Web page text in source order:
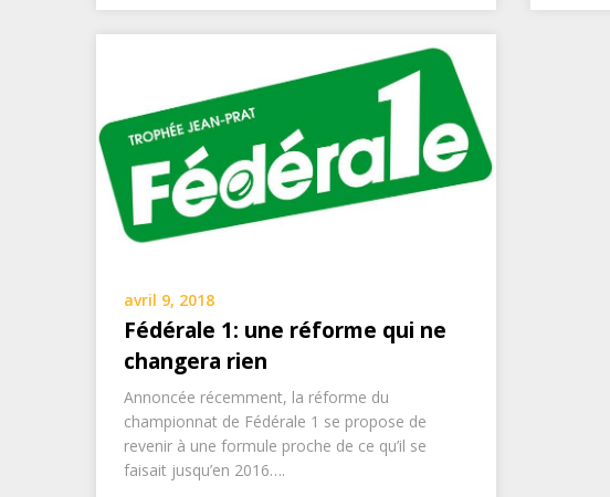
avril 9, 2018
Fédérale 1: une réforme qui ne
changera rien
Annoncée récemment, la réforme du
championnat de Fédérale 1 se propose de
revenir à une formule proche de ce qu’il se
faisait jusqu’en 2016….